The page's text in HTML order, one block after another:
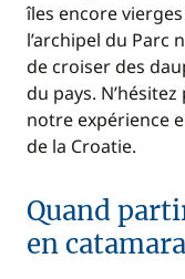
îles encore
l’archipel du Parc
de croiser des
du pays.
notre expérience
de la Croatie.
Quand
en